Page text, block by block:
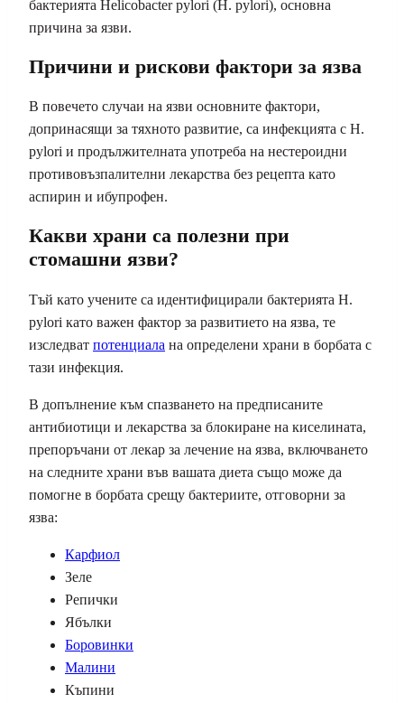
бактерията Helicobacter pylori (H. pylori), основна
причина за язви.
Причини и рискови фактори за язва
В повечето случаи на язви основните фактори,
допринасящи за тяхното развитие, са инфекцията с H.
pylori и продължителната употреба на нестероидни
противовъзпалителни лекарства без рецепта като
аспирин и ибупрофен.
Какви храни са полезни при
стомашни язви?
Тъй като учените са идентифицирали бактерията H.
pylori като важен фактор за развитието на язва, те
изследват потенциала на определени храни в борбата с
тази инфекция.
В допълнение към спазването на предписаните
антибиотици и лекарства за блокиране на киселината,
препоръчани от лекар за лечение на язва, включването
на следните храни във вашата диета също може да
помогне в борбата срещу бактериите, отговорни за
язва:
Карфиол
Зеле
Репички
Ябълки
Боровинки
Малини
Къпини